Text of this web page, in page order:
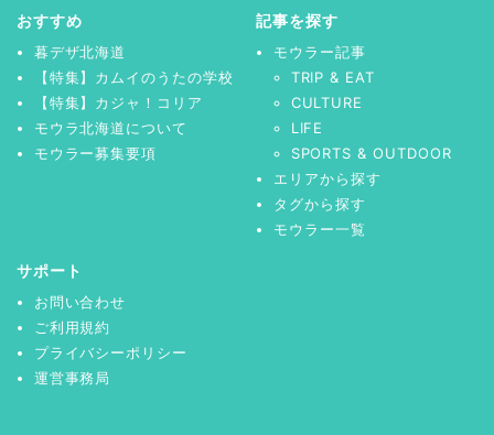
おすすめ
暮デザ北海道
【特集】カムイのうたの学校
【特集】カジャ！コリア
モウラ北海道について
モウラー募集要項
記事を探す
モウラー記事
TRIP & EAT
CULTURE
LIFE
SPORTS & OUTDOOR
エリアから探す
タグから探す
モウラー一覧
サポート
お問い合わせ
ご利用規約
プライバシーポリシー
運営事務局